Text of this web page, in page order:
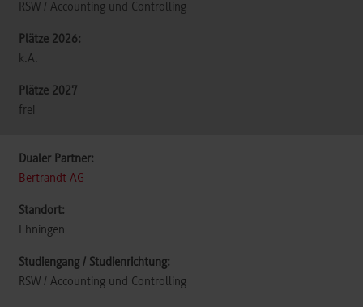
RSW / Accounting und Controlling
k.A.
frei
Bertrandt AG
Ehningen
RSW / Accounting und Controlling